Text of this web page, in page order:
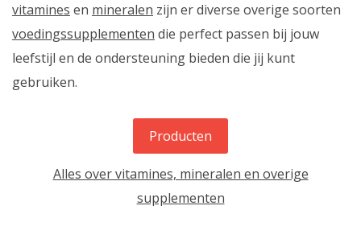
vitamines en mineralen zijn er diverse overige soorten
voedingssupplementen die perfect passen bij jouw
leefstijl en de ondersteuning bieden die jij kunt
gebruiken.
Producten
Alles over vitamines, mineralen en overige
supplementen